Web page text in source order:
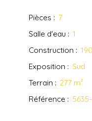
Pièces : 7
Salle d'eau : 1
Construction :
Exposition : Sud
Terrain : 277 m²
Référence :